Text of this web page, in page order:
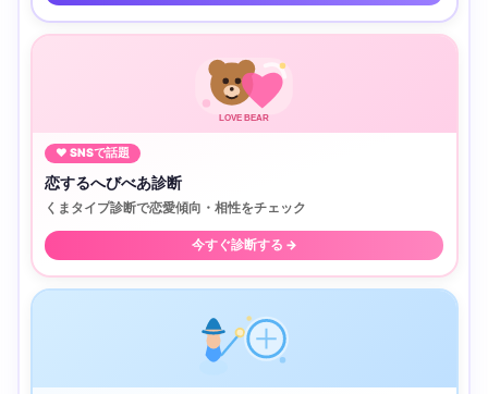
LOVE BEAR
♥ SNSで話題
恋するへびべあ診断
くまタイプ診断で恋愛傾向・相性をチェック
今すぐ診断する →